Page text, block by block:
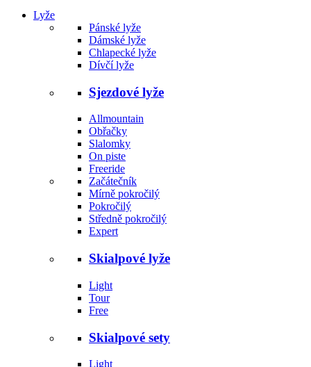
Lyže
Pánské lyže
Dámské lyže
Chlapecké lyže
Dívčí lyže
Sjezdové lyže
Allmountain
Obřačky
Slalomky
On piste
Freeride
Začátečník
Mírně pokročilý
Pokročilý
Středně pokročilý
Expert
Skialpové lyže
Light
Tour
Free
Skialpové sety
Light